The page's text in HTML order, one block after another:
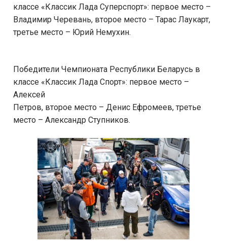
классе «Классик Лада Суперспорт»: первое место –
Владимир Черевань, второе место – Тарас Лаукарт,
третье место – Юрий Немухин.
Победители Чемпионата Республики Беларусь в
классе «Классик Лада Спорт»: первое место –
Алексей
Петров, второе место – Денис Ефромеев, третье
место – Александр Ступников.